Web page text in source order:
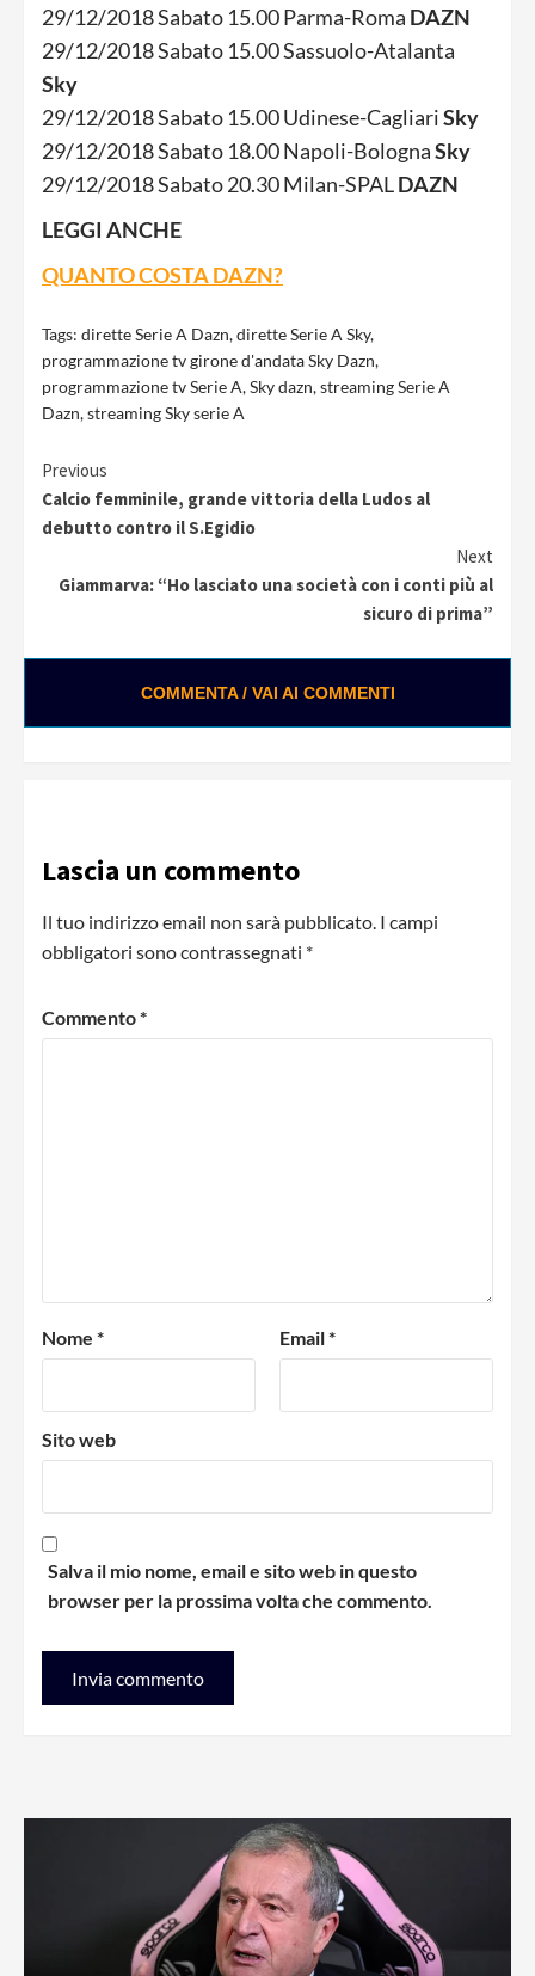
29/12/2018 Sabato 15.00 Parma-Roma DAZN
29/12/2018 Sabato 15.00 Sassuolo-Atalanta
Sky
29/12/2018 Sabato 15.00 Udinese-CagliariSky
29/12/2018 Sabato 18.00 Napoli-BolognaSky
29/12/2018 Sabato 20.30 Milan-SPALDAZN
LEGGI ANCHE
QUANTO COSTA DAZN?
Tags: dirette Serie A Dazn,dirette Serie A Sky,
programmazione tv girone d'andata Sky Dazn,
programmazione tv Serie A,Sky dazn,streaming Serie A
Dazn,streaming Sky serie A
Continue
Reading
Previous
Calcio femminile, grande vittoria della Ludos al
debutto contro il S.Egidio
Next
Giammarva: “Ho lasciato una società con i conti più al
sicuro di prima”
COMMENTA / VAI AI COMMENTI
Lascia un commento
Il tuo indirizzo email non sarà pubblicato. I campi
obbligatori sono contrassegnati *
Commento*
Nome * Email*
Sito web
Salva il mio nome, email e sito web in questo
browser per la prossima volta che commento.